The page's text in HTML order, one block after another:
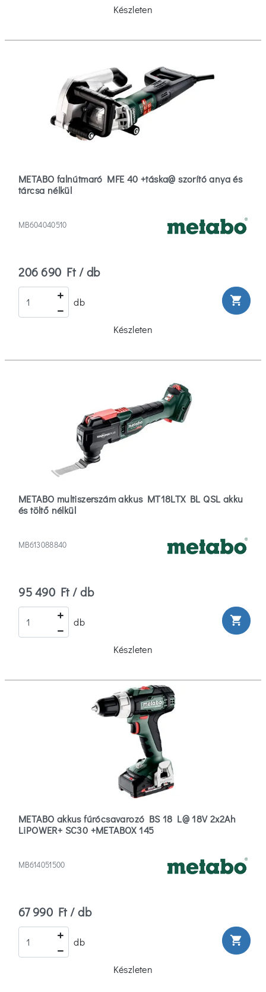
Készleten
METABO falnútmaró MFE 40 +táska@ szorító anya és
tárcsa nélkül
MB604040510
206 690 Ft / db
db shopping_cart
Készleten
METABO multiszerszám akkus MT18LTX BL QSL akku
és töltő nélkül
MB613088840
95 490 Ft / db
db shopping_cart
Készleten
METABO akkus fúrócsavarozó BS 18 L@ 18V 2x2Ah
LiPOWER+ SC30 +METABOX 145
MB614051500
67 990 Ft / db
db shopping_cart
Készleten